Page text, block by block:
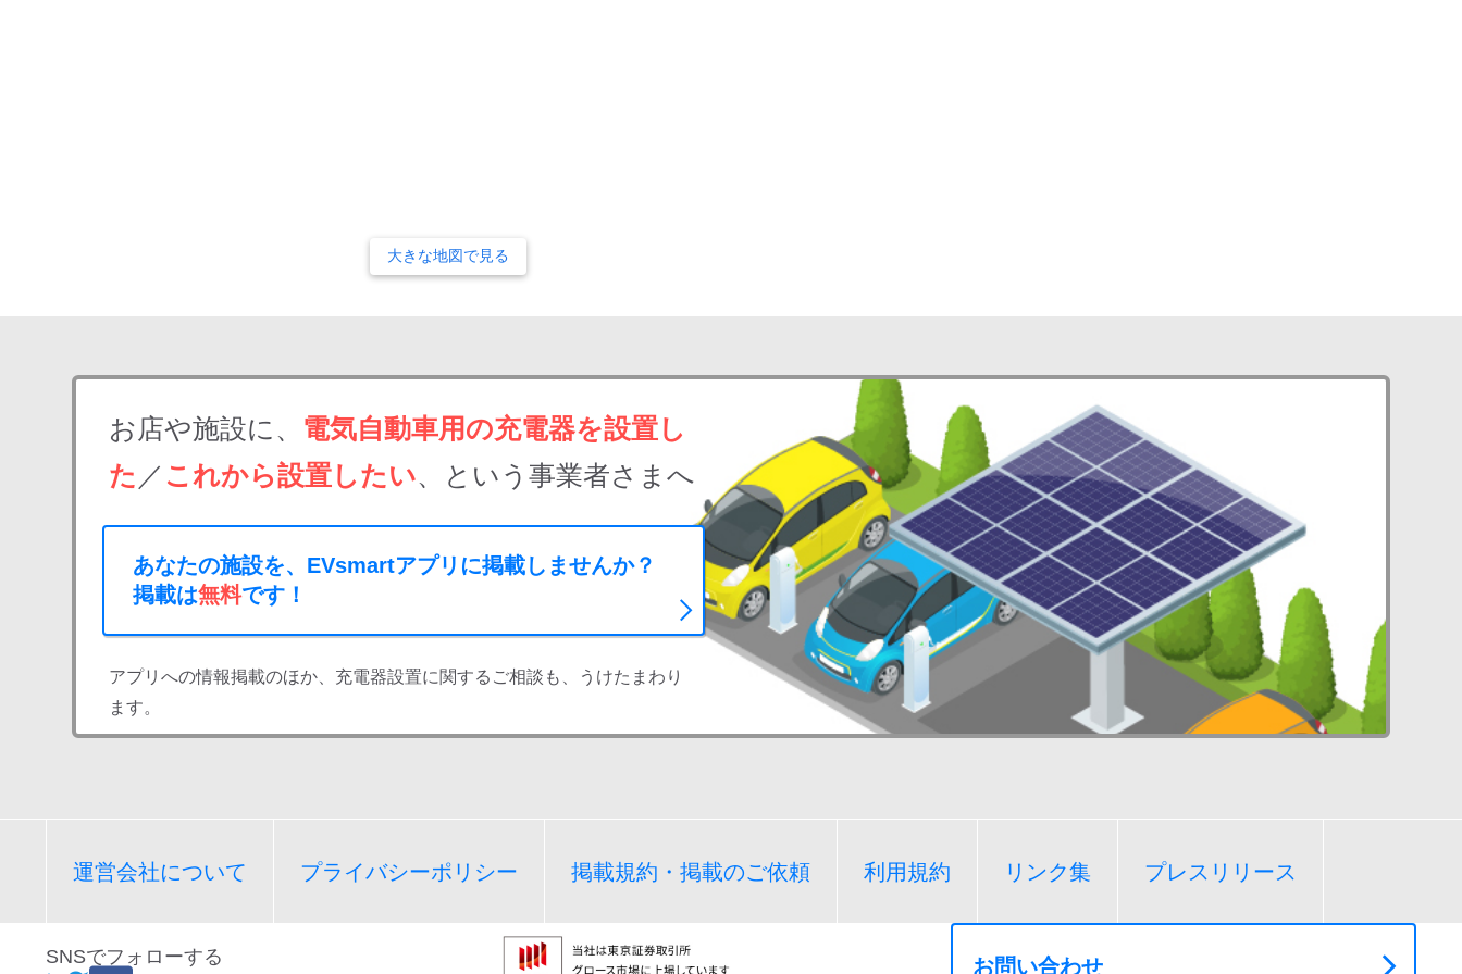
大きな地図で見る
お店や施設に、 電気自動車用の充電器を設置し
た ／ これから設置したい、という事業者さまへ
あなたの施設を、EVsmartアプリに掲載しませんか？
掲載は無料です！
アプリへの情報掲載のほか、充電器設置に関するご相談も、うけたまわり
ます。
運営会社について プライバシーポリシー 掲載規約・掲載のご依頼 利用規約 リンク集 プレスリリース
SNSでフォローする お問い合わせ